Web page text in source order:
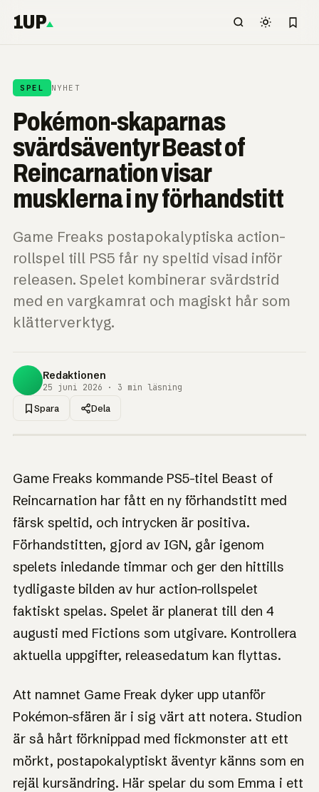
1UP
SPEL NYHET
Pokémon-skaparnas
svärdsäventyr Beast of
Reincarnation visar
musklerna i ny förhandstitt
Game Freaks postapokalyptiska action-
rollspel till PS5 får ny speltid visad inför
releasen. Spelet kombinerar svärdstrid
med en vargkamrat och magiskt hår som
klätterverktyg.
Redaktionen
25 juni 2026 · 3 min läsning
Spara Dela
Pokémon-
skaparnas
svärdsäventyr
Beast of
Reincarnation visar
musklerna i ny
förhandstitt
Studion bakom Pokémon byter formel:
postapokalyptiskt Japan, en varg vid din sida och hår
som dubblar som gripklo.
Game Freaks kommande PS5-titel Beast of
Reincarnation har fått en ny förhandstitt med
färsk speltid, och intrycken är positiva.
Förhandstitten, gjord av IGN, går igenom
spelets inledande timmar och ger den hittills
tydligaste bilden av hur action-rollspelet
faktiskt spelas. Spelet är planerat till den 4
augusti med Fictions som utgivare. Kontrollera
aktuella uppgifter, releasedatum kan flyttas.
Att namnet Game Freak dyker upp utanför
Pokémon-sfären är i sig värt att notera. Studion
är så hårt förknippad med fickmonster att ett
mörkt, postapokalyptiskt äventyr känns som en
rejäl kursändring. Här spelar du som Emma i ett